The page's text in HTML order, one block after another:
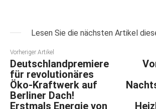
Lesen Sie die nächsten Artikel
Vorheriger Artikel
Deutschlandpremiere
für revolutionäres
Öko-Kraftwerk auf
Berliner Dach!
Erstmals Energie von